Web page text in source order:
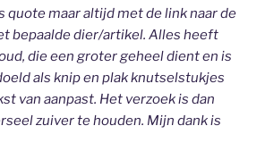
quote maar altijd met de link naar de
bepaalde dier/artikel. Alles heeft
die een groter geheel dient en is
als knip en plak knutselstukjes
van aanpast. Het verzoek is dan
zuiver te houden. Mijn dank is